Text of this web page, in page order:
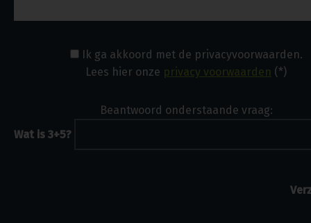
Ik ga akkoord met de privacyvoorwaarden.
Lees hier onze privacy voorwaarden (*)
Beantwoord onderstaande vraag:
Wat is 3+5?